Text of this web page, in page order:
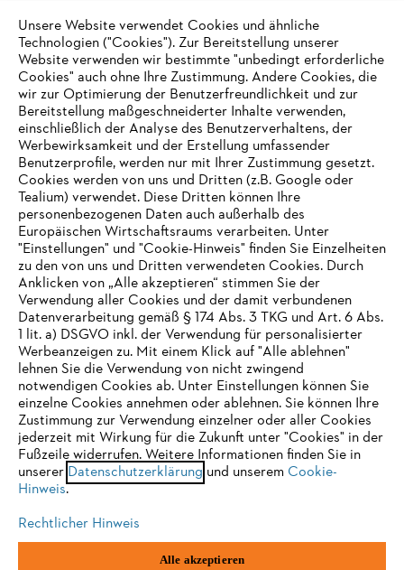
#STIHL
Unternehmen
Häufig gestellte Fragen
Service
Datenschutzrichtlinien Impressum Cookies
IHR BROWSER WIRD NICHT
UNTERSTÜTZT
Sie nutzen einen Browser, den wir noch nicht unterstützen. Für
eine optimale Nutzung unserer Seite empfehlen wir Ihnen, zu
einem der folgenden Browser zu wechseln:
Firefox Chrome
Unsere Website verwendet Cookies und ähnliche
Technologien ("Cookies"). Zur Bereitstellung unserer
Website verwenden wir bestimmte "unbedingt erforderliche
Cookies" auch ohne Ihre Zustimmung. Andere Cookies, die
wir zur Optimierung der Benutzerfreundlichkeit und zur
Bereitstellung maßgeschneiderter Inhalte verwenden,
einschließlich der Analyse des Benutzerverhaltens, der
Werbewirksamkeit und der Erstellung umfassender
Benutzerprofile, werden nur mit Ihrer Zustimmung gesetzt.
Cookies werden von uns und Dritten (z.B. Google oder
Tealium) verwendet. Diese Dritten können Ihre
personenbezogenen Daten auch außerhalb des
Europäischen Wirtschaftsraums verarbeiten. Unter
"Einstellungen" und "Cookie-Hinweis" finden Sie Einzelheiten
zu den von uns und Dritten verwendeten Cookies. Durch
Anklicken von „Alle akzeptieren“ stimmen Sie der
Verwendung aller Cookies und der damit verbundenen
Datenverarbeitung gemäß § 174 Abs. 3 TKG und Art. 6 Abs.
1 lit. a) DSGVO inkl. der Verwendung für personalisierter
Werbeanzeigen zu. Mit einem Klick auf "Alle ablehnen"
lehnen Sie die Verwendung von nicht zwingend
notwendigen Cookies ab. Unter Einstellungen können Sie
einzelne Cookies annehmen oder ablehnen. Sie können Ihre
Zustimmung zur Verwendung einzelner oder aller Cookies
jederzeit mit Wirkung für die Zukunft unter "Cookies" in der
Fußzeile widerrufen. Weitere Informationen finden Sie in
unserer Datenschutzerklärung und unserem Cookie-
Hinweis.
Rechtlicher Hinweis
Alle akzeptieren